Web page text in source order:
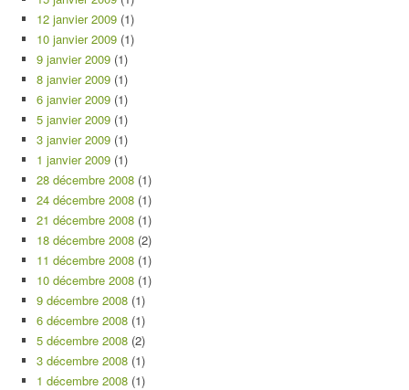
12 janvier 2009 (1)
10 janvier 2009 (1)
9 janvier 2009 (1)
8 janvier 2009 (1)
6 janvier 2009 (1)
5 janvier 2009 (1)
3 janvier 2009 (1)
1 janvier 2009 (1)
28 décembre 2008 (1)
24 décembre 2008 (1)
21 décembre 2008 (1)
18 décembre 2008 (2)
11 décembre 2008 (1)
10 décembre 2008 (1)
9 décembre 2008 (1)
6 décembre 2008 (1)
5 décembre 2008 (2)
3 décembre 2008 (1)
1 décembre 2008 (1)